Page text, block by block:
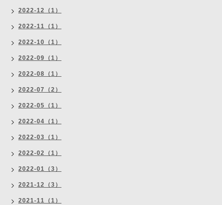
2022-12（1）
2022-11（1）
2022-10（1）
2022-09（1）
2022-08（1）
2022-07（2）
2022-05（1）
2022-04（1）
2022-03（1）
2022-02（1）
2022-01（3）
2021-12（3）
2021-11（1）